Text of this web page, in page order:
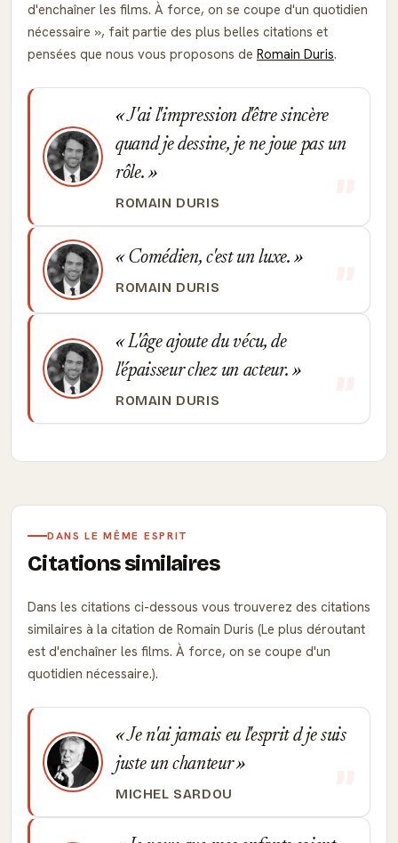
d'enchaîner les films. À force, on se coupe d'un quotidien
nécessaire
, fait partie des plus belles citations et
pensées que nous vous proposons de Romain Duris.
J'ai l'impression d'être sincère
quand je dessine, je ne joue pas un
rôle.
ROMAIN DURIS
Comédien, c'est un luxe.
ROMAIN DURIS
L'âge ajoute du vécu, de
l'épaisseur chez un acteur.
ROMAIN DURIS
DANS LE MÊME ESPRIT
Citations similaires
Dans les citations ci-dessous vous trouverez des citations
similaires à la citation de Romain Duris (Le plus déroutant
est d'enchaîner les films. À force, on se coupe d'un
quotidien nécessaire.).
Je n'ai jamais eu l'esprit d je suis
juste un chanteur
MICHEL SARDOU